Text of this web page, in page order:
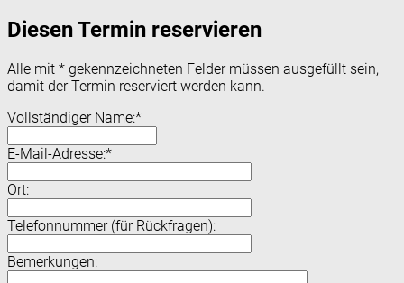
Diesen Termin reservieren
Alle mit * gekennzeichneten Felder müssen ausgefüllt sein,
damit der Termin reserviert werden kann.
Vollständiger Name:*
E-Mail-Adresse:*
Ort:
Telefonnummer (für Rückfragen):
Bemerkungen: